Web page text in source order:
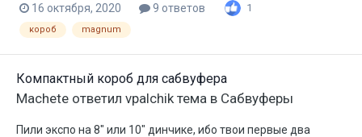
16 октября, 2020 9 ответов 1
короб magnum
Компактный короб для сабвуфера
Machete ответил vpalchik тема в Сабвуферы
Пили экспо на 8" или 10" динчике, ибо твои первые два